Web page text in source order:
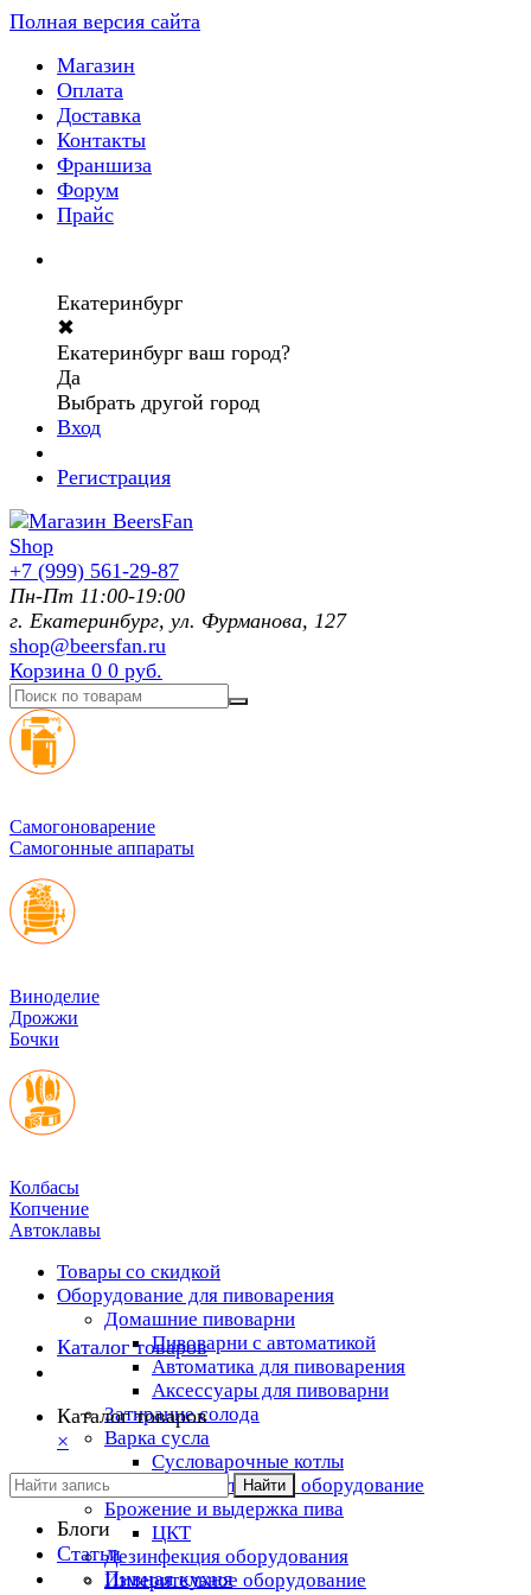
Полная версия сайта
Магазин
Оплата
Доставка
Контакты
Франшиза
Форум
Прайс
Екатеринбург
✖
Екатеринбург ваш город?
Да
Выбрать другой город
Вход
Регистрация
+7 (999) 561-29-87
Пн-Пт 11:00-19:00
г. Екатеринбург, ул. Фурманoва, 127
shop@beersfan.ru
Корзина 0 0 руб.
Cамогоноварение
Самогонные аппараты
Виноделие
Дрожжи
Бочки
Колбасы
Копчение
Автоклавы
Товары со скидкой
Оборудование для пивоварения
Домашние пивоварни
Пивоварни с автоматикой
Автоматика для пивоварения
Аксессуары для пивоварни
Затирание солода
Варка сусла
Cусловарочные котлы
Дополнительное оборудование
Брожение и выдержка пива
ЦКТ
Дезинфекция оборудования
Измерительное оборудование
Каталог товаров
Каталог товаров
×
Найти
Блоги
Статьи
Пивная кухня